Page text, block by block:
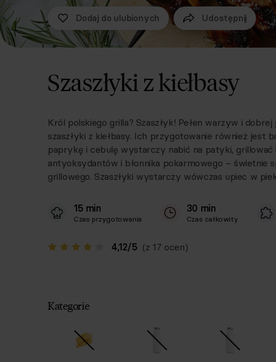
Dodaj do ulubionych Udostępnij
Szaszłyki z kiełbasy
Król polskiego grilla? Szaszłyk! Pełen warzyw i
szaszłyki z kiełbasy. Ich przygotowanie również jest
paprykę i cebulę wystarczy nabić na patyki, grillować
antyoksydantów i błonnika pokarmowego – świetnie
grillowego. Szaszłyki wystarczy wówczas upiec w
15 min
Czas przygotowania
30 min
Czas całkowity
4,12/5 (z 17 ocen)
Kategorie